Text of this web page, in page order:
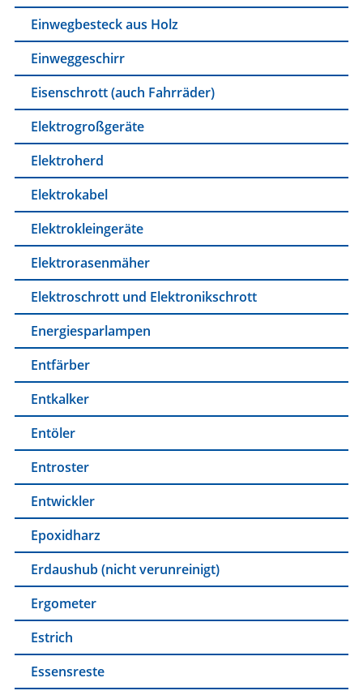
Einwegbesteck aus Holz
Einweggeschirr
Eisenschrott (auch Fahrräder)
Elektrogroßgeräte
Elektroherd
Elektrokabel
Elektrokleingeräte
Elektrorasenmäher
Elektroschrott und Elektronikschrott
Energiesparlampen
Entfärber
Entkalker
Entöler
Entroster
Entwickler
Epoxidharz
Erdaushub (nicht verunreinigt)
Ergometer
Estrich
Essensreste